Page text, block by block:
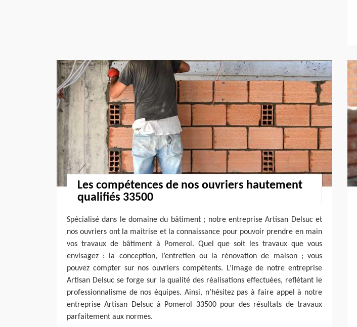
Les compétences de nos ouvriers hautement
qualifiés 33500
Spécialisé dans le domaine du bâtiment ; notre entreprise Artisan Delsuc et
nos ouvriers ont la maitrise et la connaissance pour pouvoir prendre en main
vos travaux de bâtiment à Pomerol. Quel que soit les travaux que vous
envisagez : la conception, l’entretien ou la rénovation de maison ; vous
pouvez compter sur nos ouvriers compétents. L’image de notre entreprise
Artisan Delsuc se forge sur la qualité des réalisations effectuées, reflétant le
professionnalisme de nos équipes. Ainsi, n’hésitez pas à faire appel à notre
entreprise Artisan Delsuc à Pomerol 33500 pour des résultats de travaux
parfaitement aux normes.